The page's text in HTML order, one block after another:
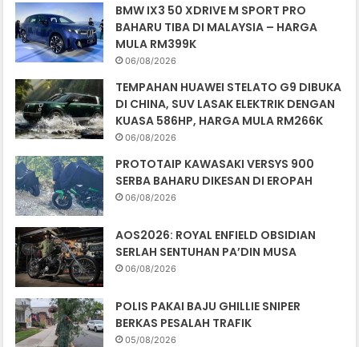
BMW IX3 50 XDRIVE M SPORT PRO
BAHARU TIBA DI MALAYSIA – HARGA
MULA RM399K
06/08/2026
TEMPAHAN HUAWEI STELATO G9 DIBUKA
DI CHINA, SUV LASAK ELEKTRIK DENGAN
KUASA 586HP, HARGA MULA RM266K
06/08/2026
PROTOTAIP KAWASAKI VERSYS 900
SERBA BAHARU DIKESAN DI EROPAH
06/08/2026
AOS2026: ROYAL ENFIELD OBSIDIAN
SERLAH SENTUHAN PA’DIN MUSA
06/08/2026
POLIS PAKAI BAJU GHILLIE SNIPER
BERKAS PESALAH TRAFIK
05/08/2026